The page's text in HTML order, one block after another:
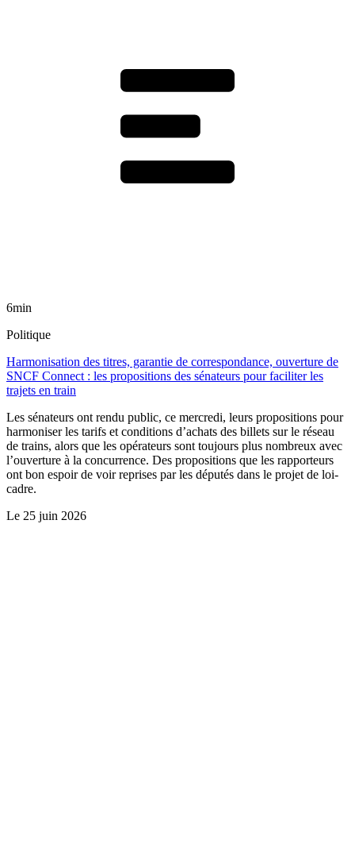
6min
Politique
Harmonisation des titres, garantie de correspondance, ouverture de
SNCF Connect : les propositions des sénateurs pour faciliter les
trajets en train
Les sénateurs ont rendu public, ce mercredi, leurs propositions pour
harmoniser les tarifs et conditions d’achats des billets sur le réseau
de trains, alors que les opérateurs sont toujours plus nombreux avec
l’ouverture à la concurrence. Des propositions que les rapporteurs
ont bon espoir de voir reprises par les députés dans le projet de loi-
cadre.
Le 25 juin 2026